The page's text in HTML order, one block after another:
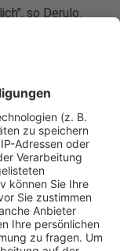
so Derulo.
Derulo
Michael